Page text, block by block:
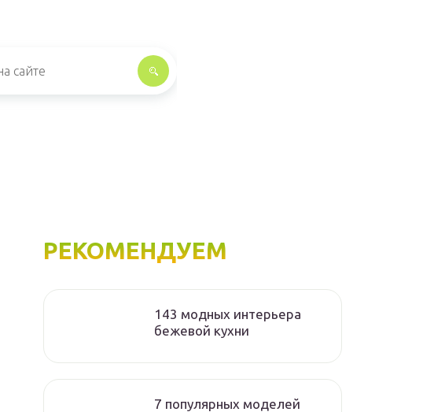
РЕКОМЕНДУЕМ
143 модных интерьера
бежевой кухни
7 популярных моделей